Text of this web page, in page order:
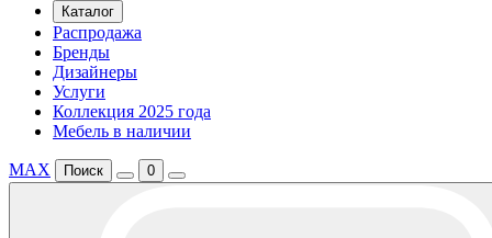
Каталог
Распродажа
Бренды
Дизайнеры
Услуги
Коллекция 2025 года
Мебель в наличии
MAX Поиск 0